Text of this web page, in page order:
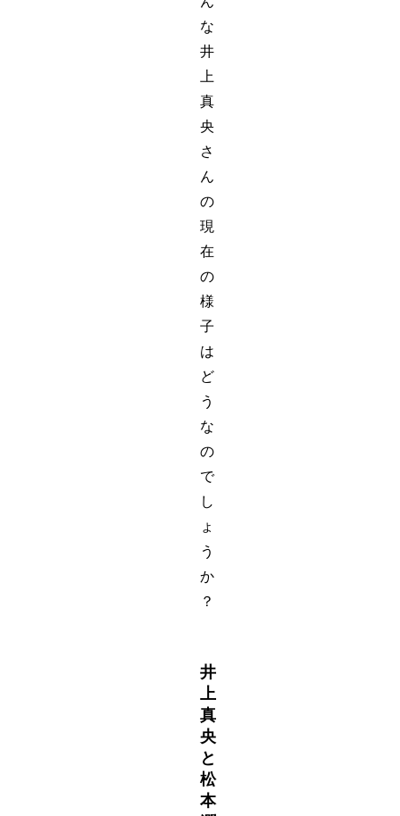
な
井
上
真
央
さ
ん
の
現
在
の
様
子
は
ど
う
な
の
で
し
ょ
う
か
？
井
上
真
央
と
松
本